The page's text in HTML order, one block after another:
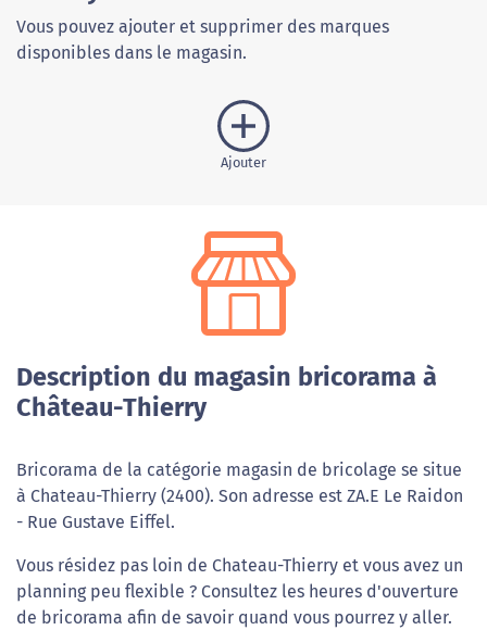
Vous pouvez ajouter et supprimer des marques
disponibles dans le magasin.
Ajouter
Description du magasin bricorama à
Château-Thierry
Bricorama de la catégorie magasin de bricolage se situe
à Chateau-Thierry (2400). Son adresse est ZA.E Le Raidon
- Rue Gustave Eiffel.
Vous résidez pas loin de Chateau-Thierry et vous avez un
planning peu flexible ? Consultez les heures d'ouverture
de bricorama afin de savoir quand vous pourrez y aller.